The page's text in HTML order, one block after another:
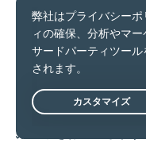
ポスト量子暗号化ア
で復号化する」よう
るのに特に効果的で
の即時保護と将来的
は、ExpressVPNの
ぶことをお勧めします